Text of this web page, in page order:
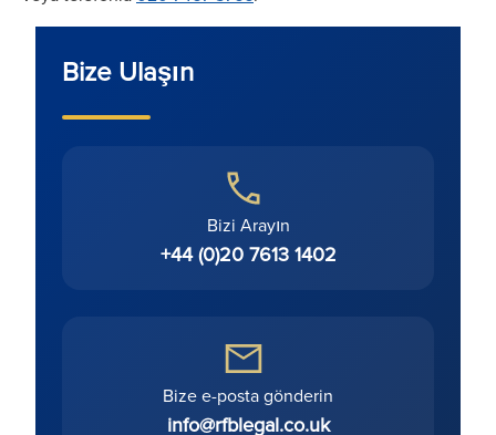
Bize Ulaşın
Bizi Arayın
+44 (0)20 7613 1402
Bize e-posta gönderin
info@rfblegal.co.uk